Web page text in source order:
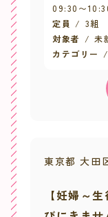
09:30 〜
定員
3組
対象者
未
カテゴリー
東京都 大田
【妊婦～